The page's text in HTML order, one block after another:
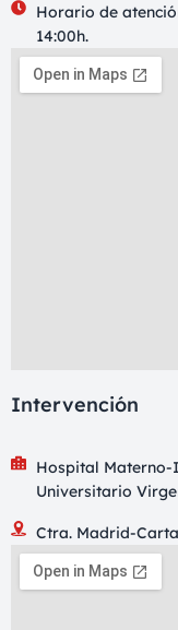
Horario de
14:00h.
Intervención
Hospital
Universitario
Ctra. Madrid-